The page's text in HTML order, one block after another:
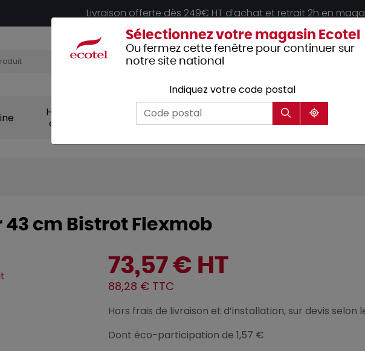
Livraison offerte dès 249€ HT d’achat et retrait 2h en
Hygiène et
entretien
Vêtements
professionnels
Hôtellerie Mobilier
43 cm Bistrot Flexmob
73,57 € HT
88,28 € TTC
Hors frais de livraison et d’installation, sur devis
Dont éco-participation de 1,57 €
Sélectionnez votre magasin Ecotel
Ou fermez cette fenêtre pour continuer sur
notre site national
Indiquez votre code postal